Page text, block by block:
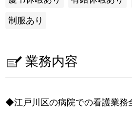
制服あり
業務内容
◆江戸川区の病院での看護業務